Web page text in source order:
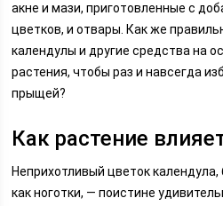
акне и мази, приготовленные с
цветков, и отвары. Как же
календулы и другие средства на
растения, чтобы раз и навсегда
прыщей?
Как растение
Неприхотливый цветок
как ноготки, — поистине